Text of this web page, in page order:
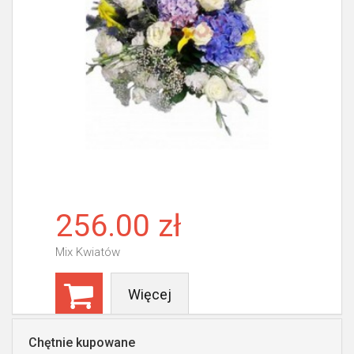
256.00 zł
Mix Kwiatów
Więcej
Chętnie kupowane